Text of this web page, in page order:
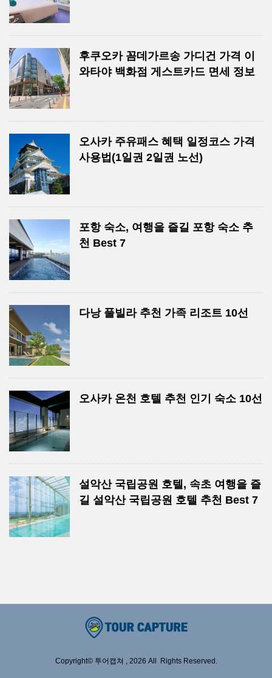
후쿠오카 꼼데가르송 가디건 가격 이
와타야 백화점 게스트카드 면세 정보
오사카 주유패스 혜택 일정코스 가격
사용법(1일권 2일권 노선)
포항 숙소, 여행을 즐길 포항 숙소 추
천 Best 7
다낭 풀빌라 추천 가족 리조트 10선
오사카 온천 호텔 추천 인기 숙소 10선
설악산 국립공원 호텔, 속초 여행을 즐
길 설악산 국립공원 호텔 추천 Best 7
Copyright© 투어캡쳐 , 2026 All Rights Reserved.